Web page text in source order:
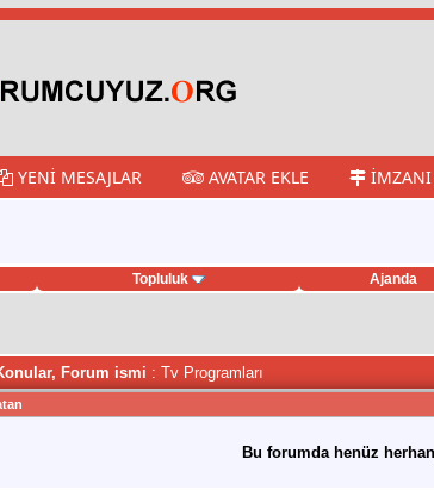
YENI MESAJLAR AVATAR EKLE İMZANI
Topluluk Ajanda
Forum ismi : Tv Programları
Bu forumda henüz